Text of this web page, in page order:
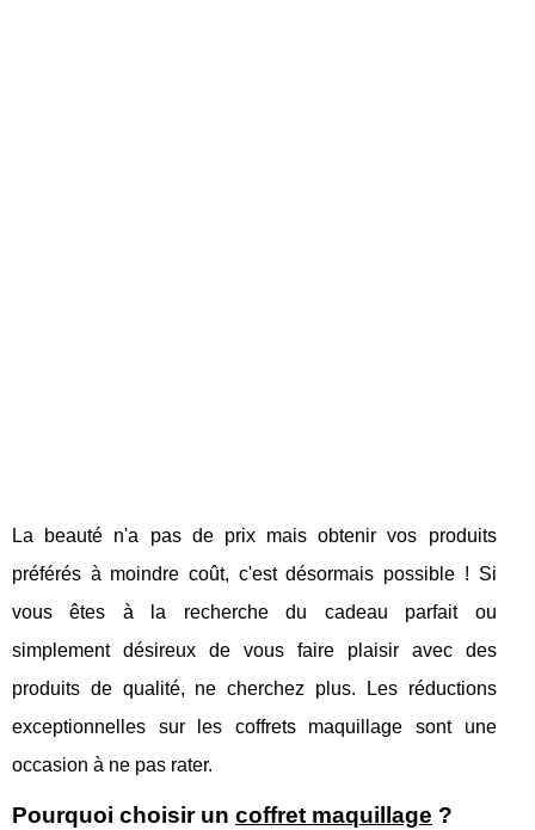
La beauté n'a pas de prix mais obtenir vos produits
préférés à moindre coût, c'est désormais possible ! Si
vous êtes à la recherche du cadeau parfait ou
simplement désireux de vous faire plaisir avec des
produits de qualité, ne cherchez plus. Les réductions
exceptionnelles sur les coffrets maquillage sont une
occasion à ne pas rater.
Pourquoi choisir un coffret maquillage ?